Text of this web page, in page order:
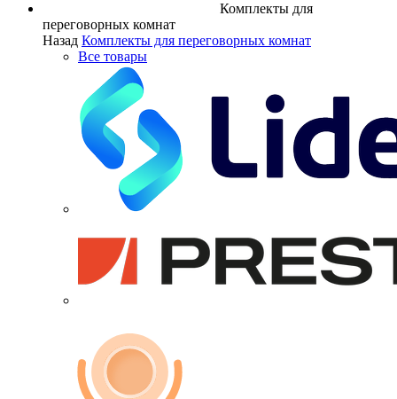
Комплекты для
переговорных комнат
Назад Комплекты для переговорных комнат
Все товары